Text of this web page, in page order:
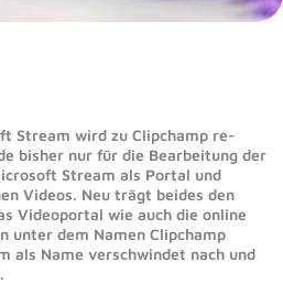
Stream wird zu Clipchamp re-
bisher nur für die Bearbeitung der
Stream als Portal und
Videos. Neu trägt beides den
Videoportal wie auch die online
unter dem Namen Clipchamp
als Name verschwindet nach und